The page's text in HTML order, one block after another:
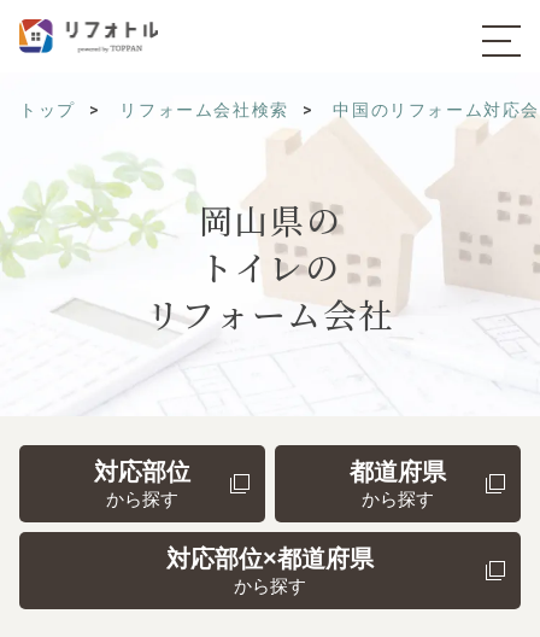
トップ リフォーム会社検索 中国のリフォーム対応
岡山県の
トイレの
リフォーム会社
対応部位
から探す
都道府県
から探す
対応部位×都道府県
から探す